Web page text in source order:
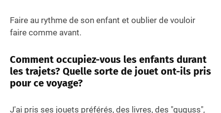
Faire au rythme de son enfant et oublier de vouloir
faire comme avant.
Comment occupiez-vous les enfants durant
les trajets? Quelle sorte de jouet ont-ils pris
pour ce voyage?
J'ai pris ses jouets préférés, des livres, des "guguss",